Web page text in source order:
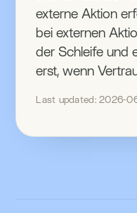
externe Aktion
bei externen
der Schleife und
erst, wenn
Last updated: 2026-